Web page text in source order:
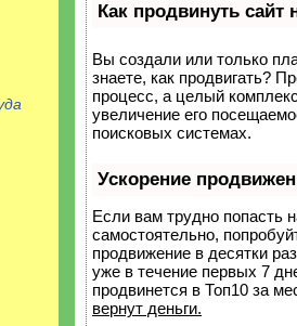
Как продвинуть сайт
Вы создали или только
знаете, как продвигать?
процесс, а целый
увеличение его
поисковых системах.
Ускорение
Если вам трудно попасть
самостоятельно,
продвижение в десятки
уже в течение первых 7
продвинется в Топ10 за
вернут деньги.